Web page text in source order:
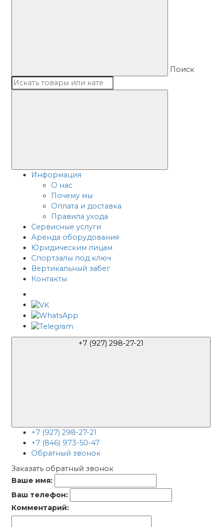
Поиск
Информация
О нас
Почему мы
Оплата и доставка
Правила ухода
Сервисные услуги
Аренда оборудования
Юридическим лицам
Спортзалы под ключ
Вертикальный забег
Контакты
+7 (927) 298-27-21
+7 (846) 973-50-47
Обратный звонок
Заказать обратный звонок
Ваше имя:
Ваш телефон:
Комментарий: